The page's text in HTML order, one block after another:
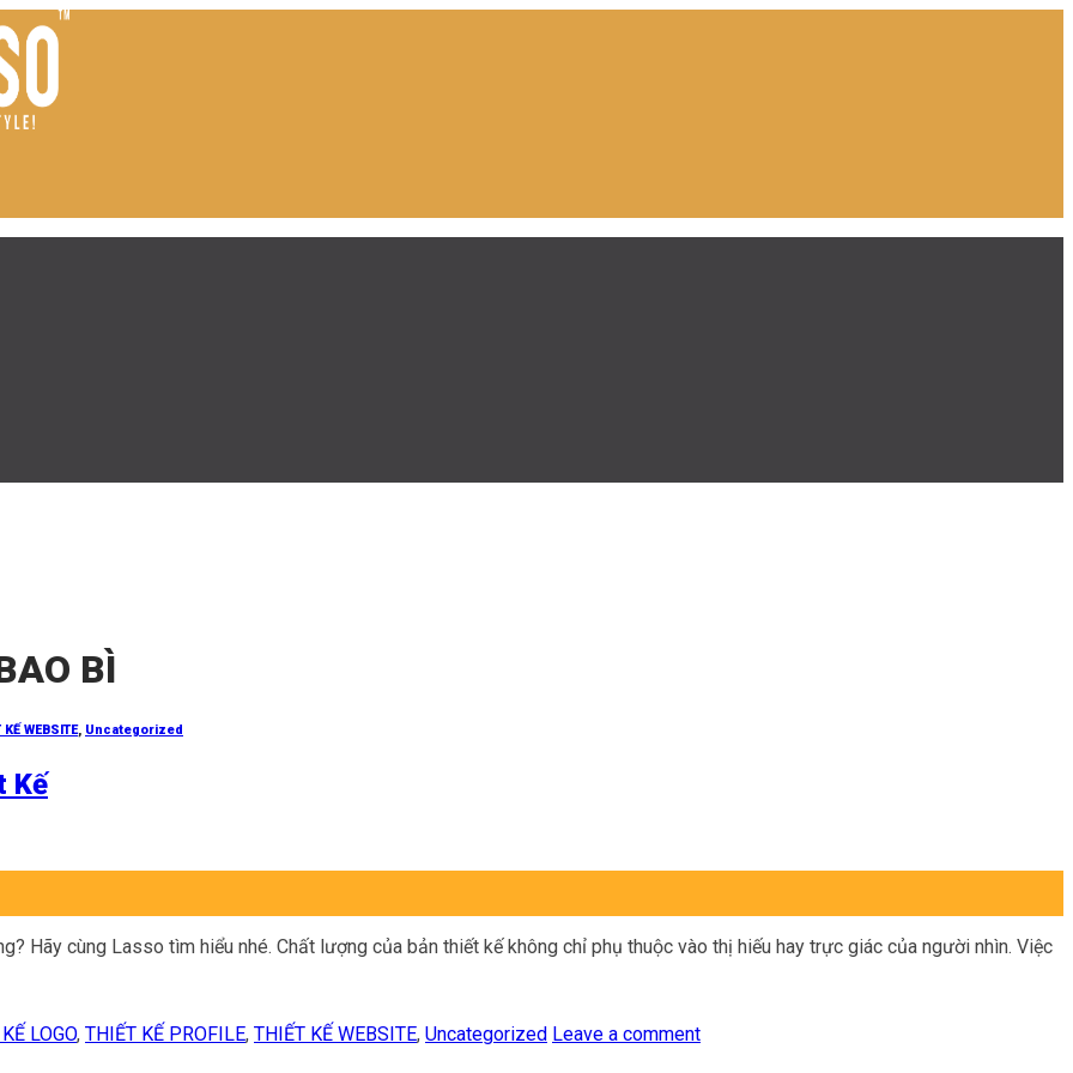
BÌ
KẾ WEBSITE, Uncategorized
Kế
Hãy cùng Lasso tìm hiểu nhé. Chất lượng của bản thiết kế không chỉ phụ thuộc vào thị hiếu hay trực giác của người nhìn. Việc
LOGO, THIẾT KẾ PROFILE, THIẾT KẾ WEBSITE, Uncategorized Leave a comment